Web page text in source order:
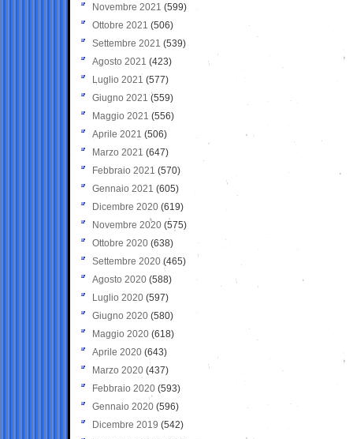
Novembre 2021 (599)
Ottobre 2021 (506)
Settembre 2021 (539)
Agosto 2021 (423)
Luglio 2021 (577)
Giugno 2021(559)
Maggio 2021 (556)
Aprile 2021 (506)
Marzo 2021 (647)
Febbraio 2021 (570)
Gennaio 2021 (605)
Dicembre 2020 (619)
Novembre 2020 (575)
Ottobre 2020 (638)
Settembre 2020(465)
Agosto 2020 (588)
Luglio 2020 (597)
Giugno 2020 (580)
Maggio 2020 (618)
Aprile 2020 (643)
Marzo 2020 (437)
Febbraio 2020 (593)
Gennaio 2020 (596)
Dicembre 2019 (542)